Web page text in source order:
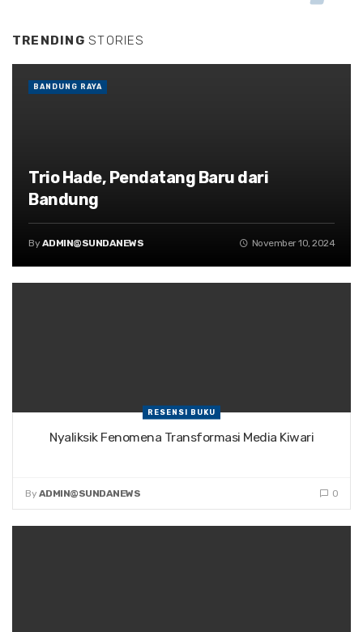
TRENDINGSTORIES
Trio Hade, Pendatang Baru dari
Bandung
ByADMIN@SUNDANEWS November 10, 2024
BANDUNG RAYA
RESENSI BUKU
Nyaliksik Fenomena Transformasi Media Kiwari
By ADMIN@SUNDANEWS 0